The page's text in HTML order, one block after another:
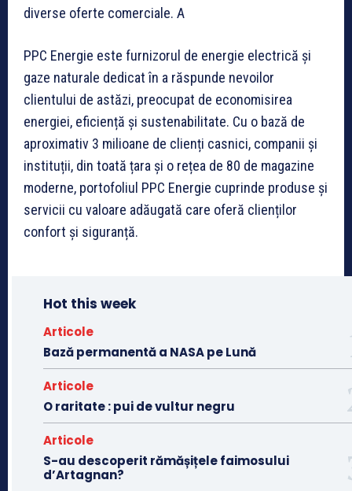
diverse oferte comerciale. A
PPC Energie este furnizorul de energie electrică și
gaze naturale dedicat în a răspunde nevoilor
clientului de astăzi, preocupat de economisirea
energiei, eficiență și sustenabilitate. Cu o bază de
aproximativ 3 milioane de clienți casnici, companii și
instituții, din toată țara și o rețea de 80 de magazine
moderne, portofoliul PPC Energie cuprinde produse și
servicii cu valoare adăugată care oferă clienților
confort și siguranță.
Hot this week
Articole
Bază permanentă a NASA pe Lună
Articole
O raritate : pui de vultur negru
Articole
S-au descoperit rămășițele faimosului
d’Artagnan?